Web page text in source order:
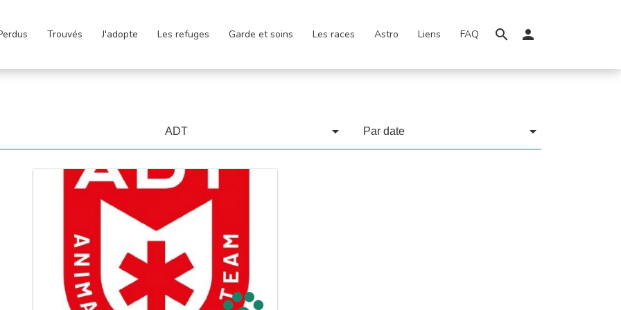
Trouvés J'adopte Les refuges Garde et soins Les races Astro Liens FAQ
ADT Par date